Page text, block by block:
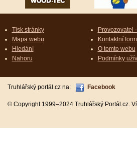
Tisk stránky
Mapa webu
Hledání
Nahoru
Provozovatel
Kontaktní
O tomto webu
Podmínky
Truhlářský portál.cz na: Facebook
© Copyright 1999–2024 Truhlářský Portál.cz.